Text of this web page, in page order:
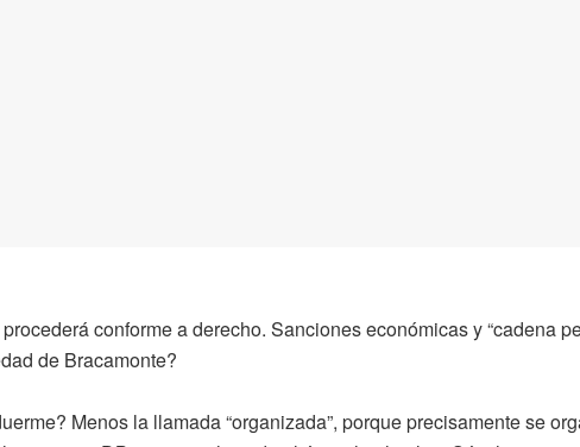
conforme a derecho. Sanciones económicas y “cadena
de Bracamonte?
Menos la llamada “organizada”, porque precisamente se